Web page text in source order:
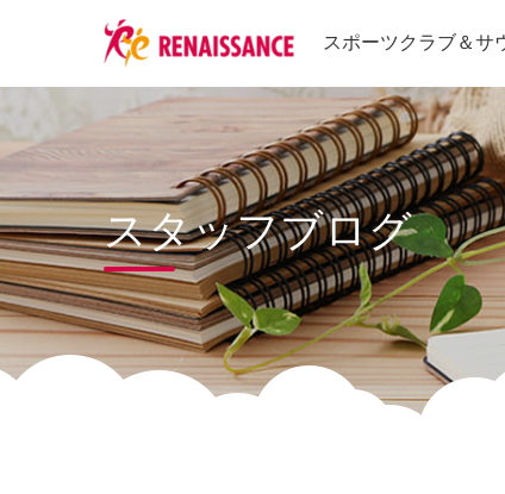
スポーツクラブ＆サ
スタッフブログ